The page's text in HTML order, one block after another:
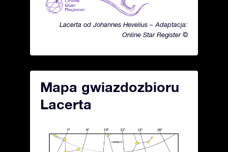
Lacerta od Johannes Hevelius – Adaptacja:
Online Star Register ©
Mapa gwiazdozbioru
Lacerta